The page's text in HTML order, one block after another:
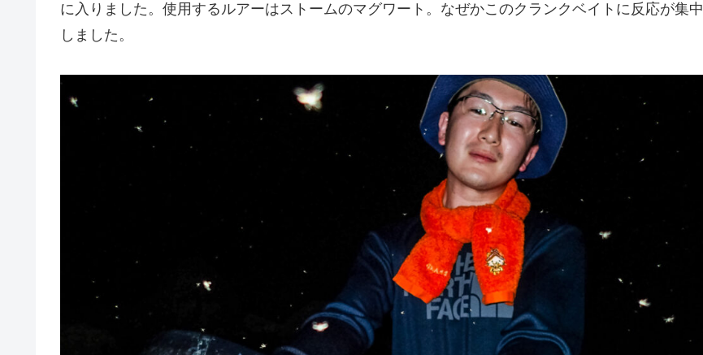
に入りました。使用するルアーはストームのマグワート。なぜかこのクランクベイトに反応が集中
しました。